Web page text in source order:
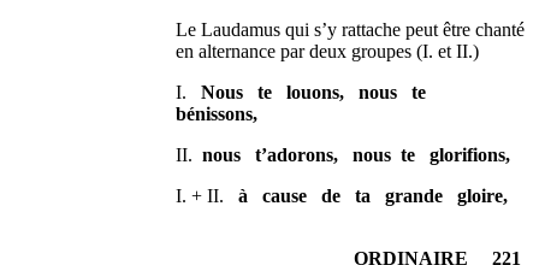
Le Laudamus qui s’y rattache peut être chanté
en alternance par deux groupes (I. et II.)
I.Nous te louons, nous te
bénissons,
II. nous t’adorons, nous te glorifions,
I. + II.à cause de ta grande gloire,
ORDINAIRE 221